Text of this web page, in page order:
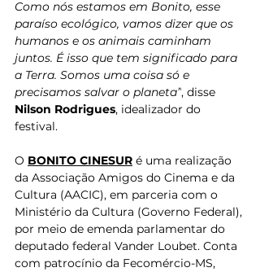
Como nós estamos em Bonito, esse
paraíso ecológico, vamos dizer que os
humanos e os animais caminham
juntos. É isso que tem significado para
a Terra. Somos uma coisa só e
precisamos salvar o planeta”, disse
Nilson Rodrigues, idealizador do
festival.
O BONITO CINESUR é uma realização
da Associação Amigos do Cinema e da
Cultura (AACIC), em parceria com o
Ministério da Cultura (Governo Federal),
por meio de emenda parlamentar do
deputado federal Vander Loubet. Conta
com patrocínio da Fecomércio-MS,